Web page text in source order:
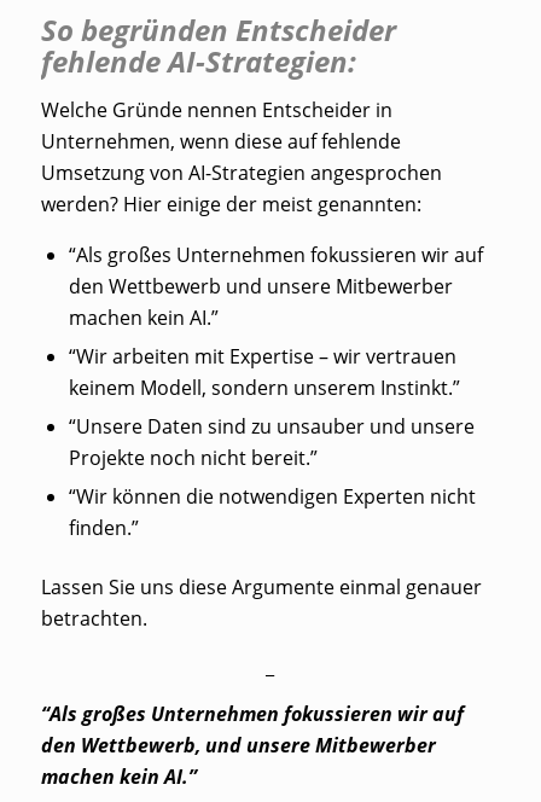
So begründen Entscheider
fehlende AI-Strategien:
Welche Gründe nennen Entscheider in
Unternehmen, wenn diese auf fehlende
Umsetzung von AI-Strategien angesprochen
werden? Hier einige der meist genannten:
“Als großes Unternehmen fokussieren wir auf
den Wettbewerb und unsere Mitbewerber
machen kein AI.”
“Wir arbeiten mit Expertise – wir vertrauen
keinem Modell, sondern unserem Instinkt.”
“Unsere Daten sind zu unsauber und unsere
Projekte noch nicht bereit.”
“Wir können die notwendigen Experten nicht
finden.”
Lassen Sie uns diese Argumente einmal genauer
betrachten.
“Als großes Unternehmen fokussieren wir auf
den Wettbewerb, und unsere Mitbewerber
machen kein AI.”